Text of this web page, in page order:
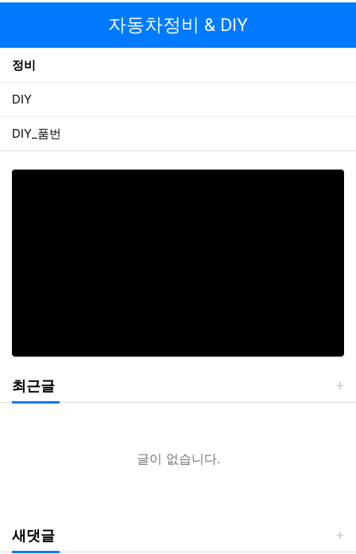
자동차정비 & DIY
정비
DIY
DIY_품번
최근글
글이 없습니다.
새댓글